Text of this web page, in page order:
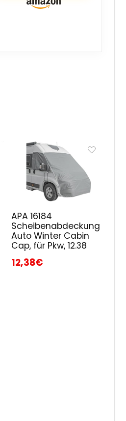
APA 16184
Scheibenabdeckung
Auto Winter Cabin
Cap, für Pkw, 12.38
12,38€